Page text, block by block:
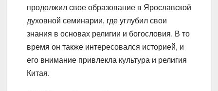
продолжил свое образование в Ярославской
духовной семинарии, где углубил свои
знания в основах религии и богословия. В то
время он также интересовался историей, и
его внимание привлекла культура и религия
Китая.